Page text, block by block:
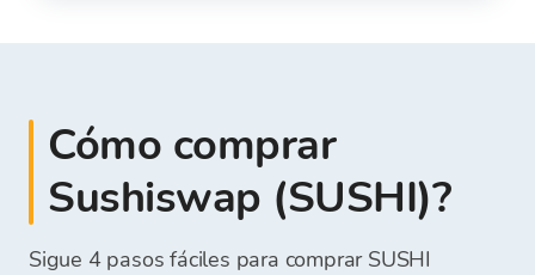
Cómo comprar
Sushiswap (SUSHI)?
Sigue 4 pasos fáciles para comprar SUSHI